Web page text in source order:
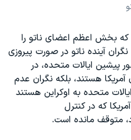
که بخش اعظم اعضای ناتو را
آینده ناتو در صورت پیروزی
پیشین ایالات متحده، در
هستند، بلکه نگران عدم
متحده به ا‌وکراین هستند
که در کنترل
متوقف مانده است.